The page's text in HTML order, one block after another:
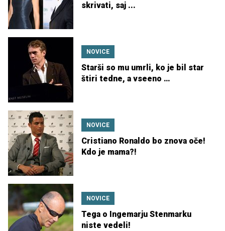
skrivati, saj ...
NOVICE
Starši so mu umrli, ko je bil star
štiri tedne, a vseeno …
NOVICE
Cristiano Ronaldo bo znova oče!
Kdo je mama?!
NOVICE
Tega o Ingemarju Stenmarku
niste vedeli!